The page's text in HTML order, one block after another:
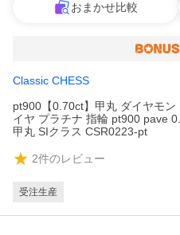
おまかせ比較
Classic CHESS
pt900【0.70ct】甲丸 ダイヤモ
イヤ プラチナ 指輪 pt900 pave
甲丸 SIクラス CSR0223-pt
2件のレビュー
受注生産